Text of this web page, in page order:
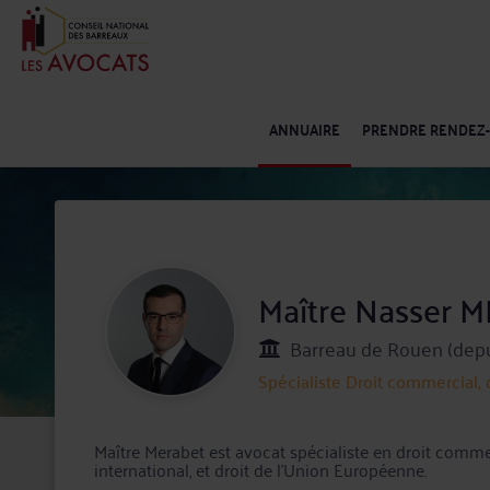
ANNUAIRE PRENDRE
Maître Nasser
Barreau de Rouen
Spécialiste Droit commercial,
Maître Merabet est avocat spécialiste en droit
international, et droit de l'Union Européenne.